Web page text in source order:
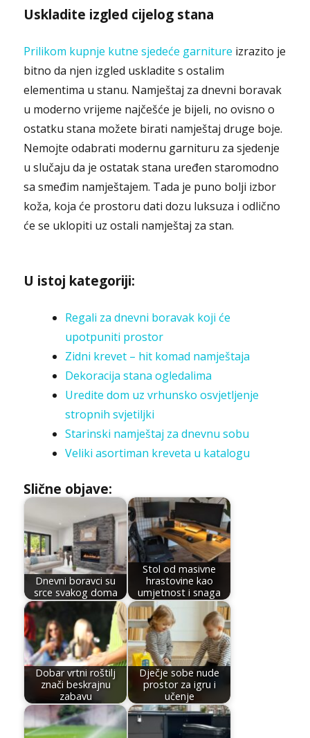
Uskladite izgled cijelog stana
Prilikom kupnje kutne sjedeće garniture izrazito je
bitno da njen izgled uskladite s ostalim
elementima u stanu. Namještaj za dnevni boravak
u moderno vrijeme najčešće je bijeli, no ovisno o
ostatku stana možete birati namještaj druge boje.
Nemojte odabrati modernu garnituru za sjedenje
u slučaju da je ostatak stana uređen staromodno
sa smeđim namještajem. Tada je puno bolji izbor
koža, koja će prostoru dati dozu luksuza i odlično
će se uklopiti uz ostali namještaj za stan.
U istoj kategoriji:
Regali za dnevni boravak koji će
upotpuniti prostor
Zidni krevet – hit komad namještaja
Dekoracija stana ogledalima
Uredite dom uz vrhunsko osvjetljenje
stropnih svjetiljki
Starinski namještaj za dnevnu sobu
Veliki asortiman kreveta u katalogu
Slične objave:
Dnevni boravci su
srce svakog doma
Stol od masivne
hrastovine kao
umjetnost i snaga
Dobar vrtni roštilj
znači beskrajnu
zabavu
Dječje sobe nude
prostor za igru i
učenje